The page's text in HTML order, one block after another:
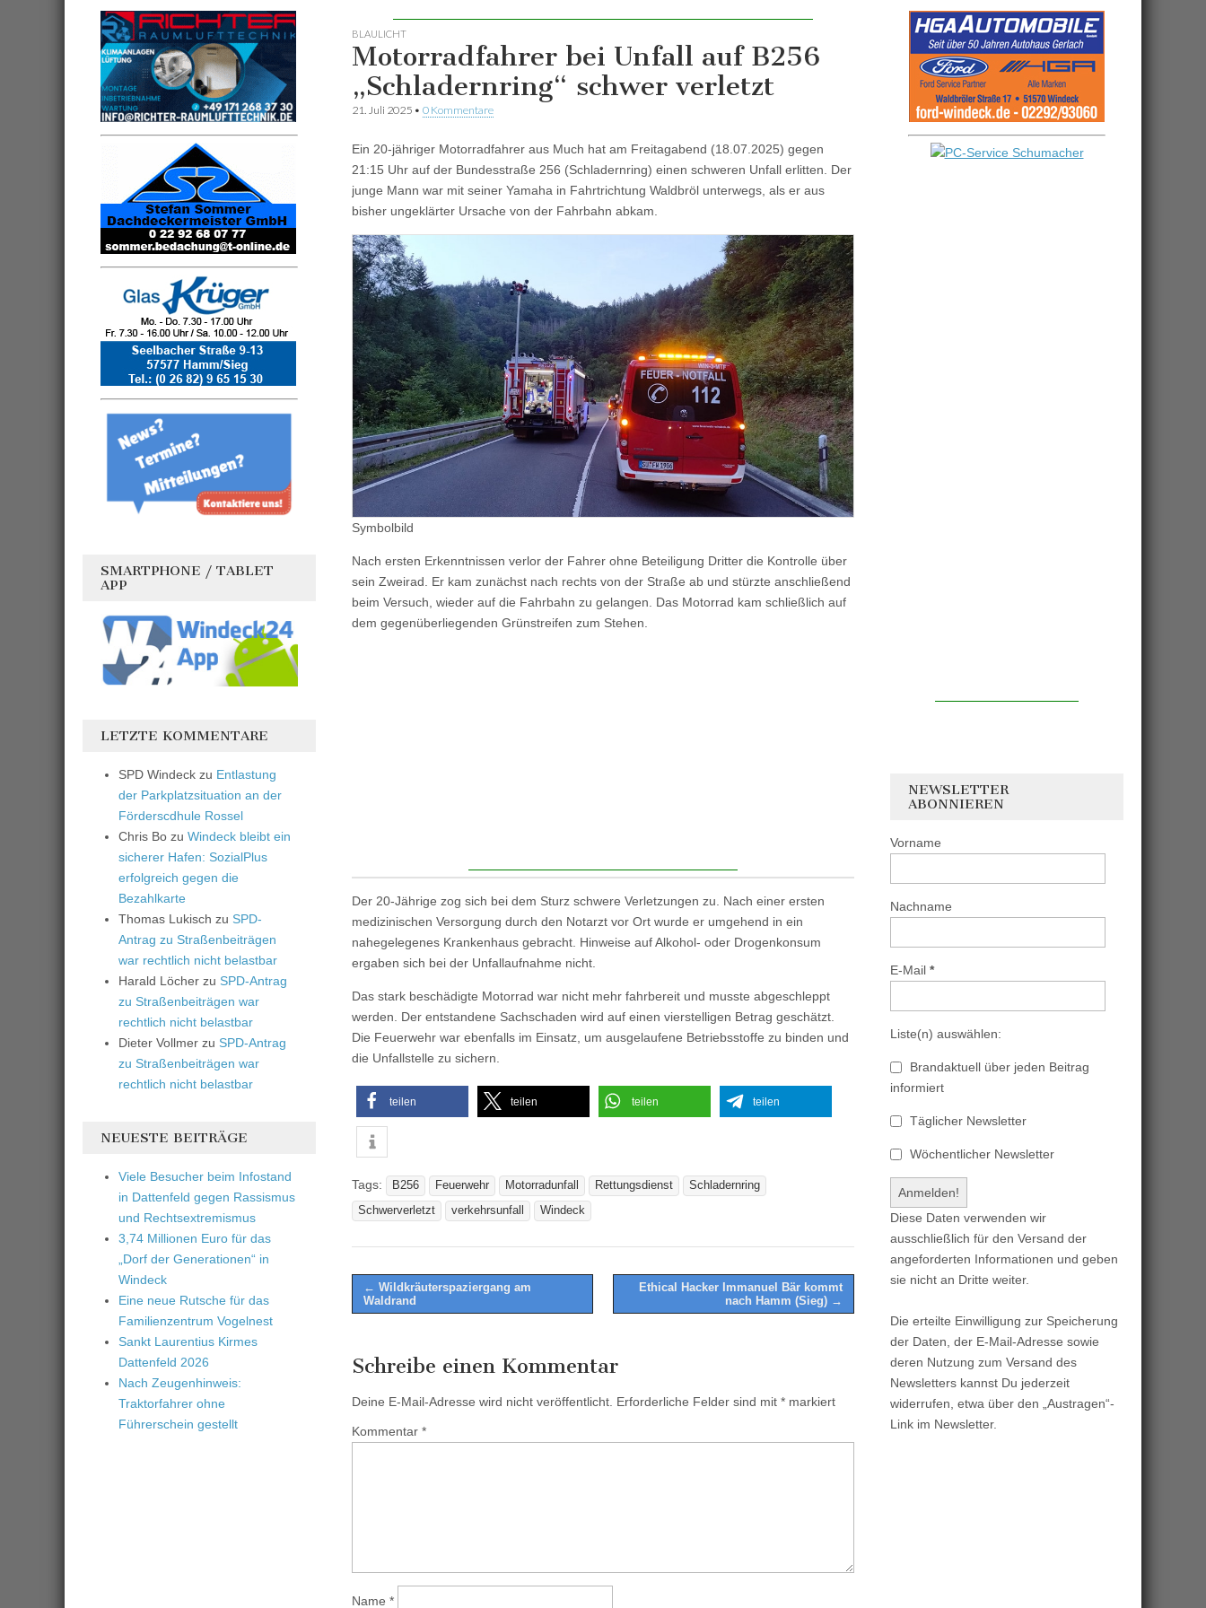
BLAULICHT
Motorradfahrer bei Unfall auf B256
„Schladernring“ schwer verletzt
21. Juli 2025 • 0 Kommentare
Ein 20-jähriger Motorradfahrer aus Much hat am Freitagabend (18.07.2025) gegen
21:15 Uhr auf der Bundesstraße 256 (Schladernring) einen schweren Unfall erlitten. Der
junge Mann war mit seiner Yamaha in Fahrtrichtung Waldbröl unterwegs, als er aus
bisher ungeklärter Ursache von der Fahrbahn abkam.
Symbolbild
Nach ersten Erkenntnissen verlor der Fahrer ohne Beteiligung Dritter die Kontrolle über
sein Zweirad. Er kam zunächst nach rechts von der Straße ab und stürzte anschließend
beim Versuch, wieder auf die Fahrbahn zu gelangen. Das Motorrad kam schließlich auf
dem gegenüberliegenden Grünstreifen zum Stehen.
Der 20-Jährige zog sich bei dem Sturz schwere Verletzungen zu. Nach einer ersten
medizinischen Versorgung durch den Notarzt vor Ort wurde er umgehend in ein
nahegelegenes Krankenhaus gebracht. Hinweise auf Alkohol- oder Drogenkonsum
ergaben sich bei der Unfallaufnahme nicht.
Das stark beschädigte Motorrad war nicht mehr fahrbereit und musste abgeschleppt
werden. Der entstandene Sachschaden wird auf einen vierstelligen Betrag geschätzt.
Die Feuerwehr war ebenfalls im Einsatz, um ausgelaufene Betriebsstoffe zu binden und
die Unfallstelle zu sichern.
teilen teilen teilen teilen
Tags: B256 Feuerwehr Motorradunfall Rettungsdienst
Schladernring
Schwerverletzt
verkehrsunfall Windeck
Post
navigation
← Wildkräuterspaziergang am
Waldrand
Ethical Hacker Immanuel Bär kommt
nach Hamm (Sieg) →
Schreibe einen Kommentar
Deine E-Mail-Adresse wird nicht veröffentlicht. Erforderliche Felder sind mit * markiert
Kommentar *
Name *
SMARTPHONE / TABLET
APP
LETZTE KOMMENTARE
SPD Windeck zu Entlastung
der Parkplatzsituation an der
Förderscdhule Rossel
Chris Bo zu Windeck bleibt ein
sicherer Hafen: SozialPlus
erfolgreich gegen die
Bezahlkarte
Thomas Lukisch zu SPD-
Antrag zu Straßenbeiträgen
war rechtlich nicht belastbar
Harald Löcher zu SPD-Antrag
zu Straßenbeiträgen war
rechtlich nicht belastbar
Dieter Vollmer zu SPD-Antrag
zu Straßenbeiträgen war
rechtlich nicht belastbar
NEUESTE BEITRÄGE
Viele Besucher beim Infostand
in Dattenfeld gegen Rassismus
und Rechtsextremismus
3,74 Millionen Euro für das
„Dorf der Generationen“ in
Windeck
Eine neue Rutsche für das
Familienzentrum Vogelnest
Sankt Laurentius Kirmes
Dattenfeld 2026
Nach Zeugenhinweis:
Traktorfahrer ohne
Führerschein gestellt
NEWSLETTER
ABONNIEREN
Vorname
Nachname
E-Mail *
Liste(n) auswählen:
Brandaktuell über jeden Beitrag
informiert
Täglicher Newsletter
Wöchentlicher Newsletter
Diese Daten verwenden wir
ausschließlich für den Versand der
angeforderten Informationen und geben
sie nicht an Dritte weiter.
Die erteilte Einwilligung zur Speicherung
der Daten, der E-Mail-Adresse sowie
deren Nutzung zum Versand des
Newsletters kannst Du jederzeit
widerrufen, etwa über den „Austragen“-
Link im Newsletter.